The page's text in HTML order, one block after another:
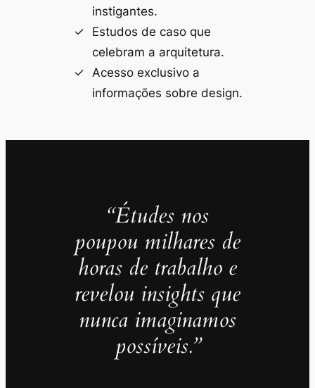
instigantes.
Estudos de caso que
celebram a arquitetura.
Acesso exclusivo a
informações sobre design.
“Études nos
poupou milhares de
horas de trabalho e
revelou insights que
nunca imaginamos
possíveis.”